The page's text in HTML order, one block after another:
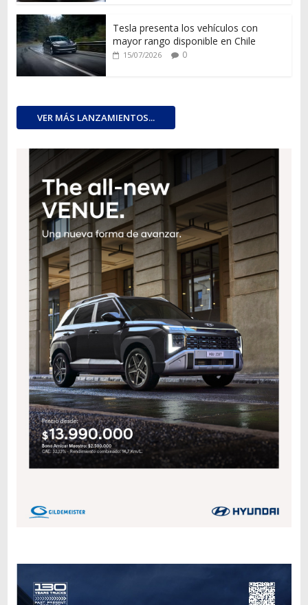
Tesla presenta los vehículos con
mayor rango disponible en Chile
15/07/2026 0
VER MÁS LANZAMIENTOS...